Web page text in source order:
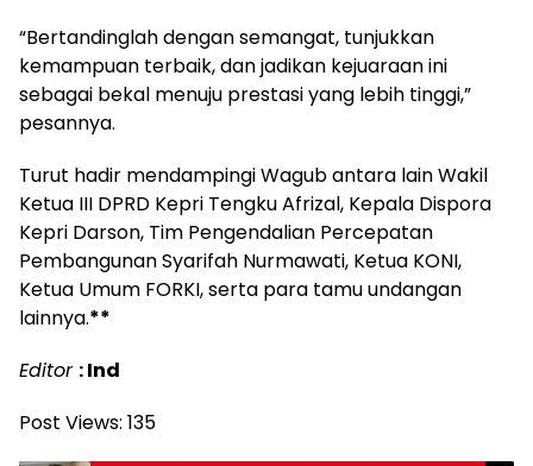
“Bertandinglah dengan semangat, tunjukkan
kemampuan terbaik, dan jadikan kejuaraan ini
sebagai bekal menuju prestasi yang lebih tinggi,”
pesannya.
Turut hadir mendampingi Wagub antara lain Wakil
Ketua III DPRD Kepri Tengku Afrizal, Kepala Dispora
Kepri Darson, Tim Pengendalian Percepatan
Pembangunan Syarifah Nurmawati, Ketua KONI,
Ketua Umum FORKI, serta para tamu undangan
lainnya.**
Editor : Ind
Post Views: 135